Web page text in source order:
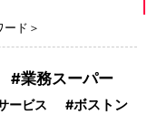
ド＞
業務スーパー
ービス
ボストン